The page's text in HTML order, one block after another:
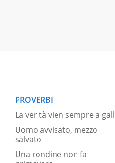
PROVERBI
La verità vien sempre a
Uomo avvisato, mezzo
salvato
Una rondine non fa